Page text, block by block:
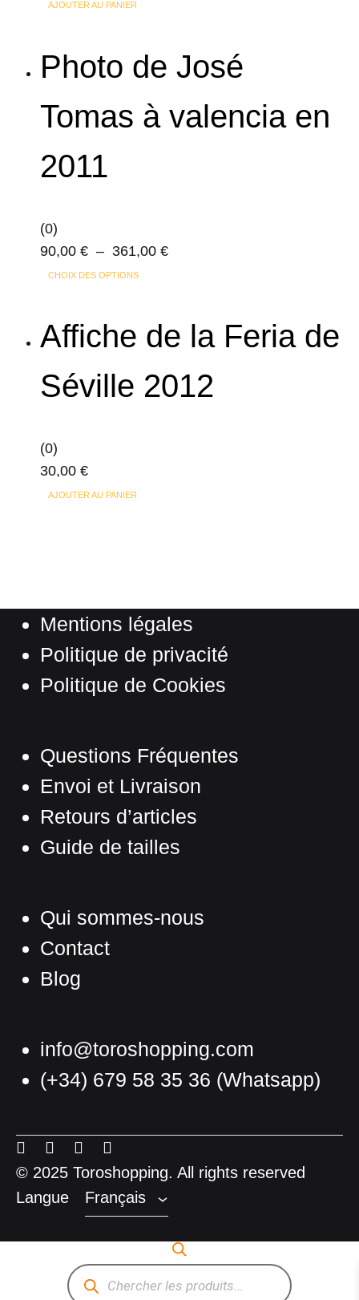
AJOUTER AU PANIER
Photo de José
Tomas à valencia en
2011
(0)
90,00 € – 361,00 €Plage
à
CHOIX DES OPTIONSCe
plusieurs
Les
Affiche de la Feria de
Séville 2012
(0)
30,00 €
AJOUTER AU PANIER
Mentions légales
Politique de privacité
Politique de Cookies
Questions Fréquentes
Envoi et Livraison
Retours d’articles
Guide de tailles
Qui sommes-nous
Contact
Blog
info@toroshopping.com
(+34) 679 58 35 36 (Whatsapp)
Menu
Item
Menu
Item
Menu
ItemItem
© 2025 Toroshopping. All rights reserved
Langue
Français
Français
Anglais
Recherche
de